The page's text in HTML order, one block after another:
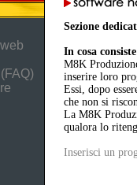
Sezione
In cosa
M8K
inserire loro
Essi, dopo
che non si
La M8K
qualora lo
Inserisci un